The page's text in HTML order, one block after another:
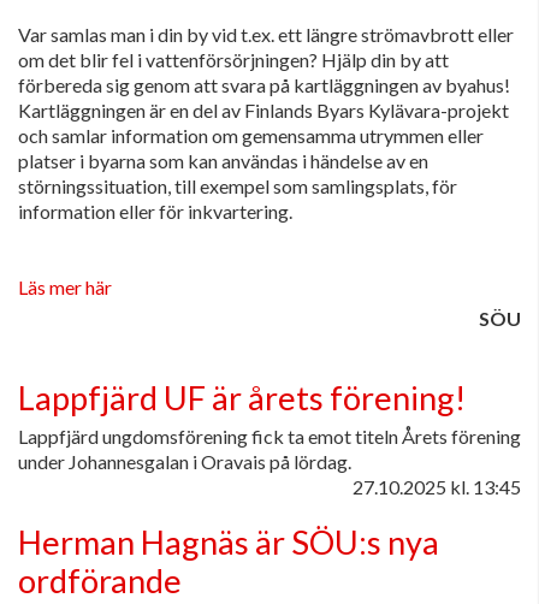
Var samlas man i din by vid t.ex. ett längre strömavbrott eller
om det blir fel i vattenförsörjningen? Hjälp din by att
förbereda sig genom att svara på kartläggningen av byahus!
Kartläggningen är en del av Finlands Byars Kylävara-projekt
och samlar information om gemensamma utrymmen eller
platser i byarna som kan användas i händelse av en
störningssituation, till exempel som samlingsplats, för
information eller för inkvartering.
Läs mer här
SÖU
Lappfjärd UF är årets förening!
Lappfjärd ungdomsförening fick ta emot titeln Årets förening
under Johannesgalan i Oravais på lördag.
27.10.2025 kl. 13:45
Herman Hagnäs är SÖU:s nya
ordförande